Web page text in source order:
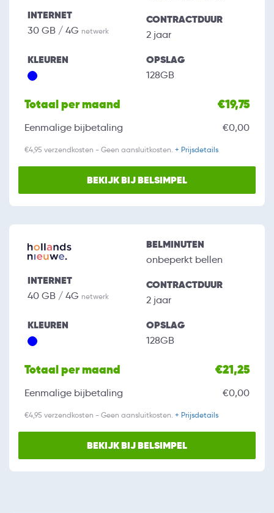
INTERNET
30 GB / 4G netwerk
CONTRACTDUUR
2 jaar
KLEUREN OPSLAG
128GB
Totaal per maand €19,75
Eenmalige bijbetaling €0,00
€4,95 verzendkosten - Geen aansluitkosten. + Prijsdetails
BEKIJK BIJ BELSIMPEL
INTERNET
40 GB / 4G netwerk
BELMINUTEN
onbeperkt bellen
CONTRACTDUUR
2 jaar
KLEUREN OPSLAG
128GB
Totaal per maand €21,25
Eenmalige bijbetaling €0,00
€4,95 verzendkosten - Geen aansluitkosten. + Prijsdetails
BEKIJK BIJ BELSIMPEL